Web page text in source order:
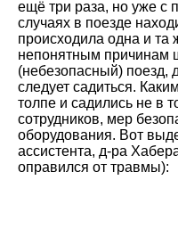
ещё три раза, но уже с
случаях в поезде
происходила одна и
непонятным причинам
(небезопасный) поезд,
следует садиться.
толпе и садились не в
сотрудников, мер
оборудования. Вот
ассистента, д-ра
оправился от травмы):